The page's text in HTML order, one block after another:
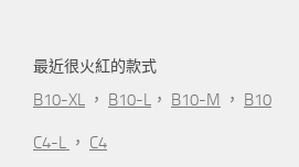
最近很火紅的款式
B10-XL ， B10-L ， B10-M ， B10
C4-L ， C4